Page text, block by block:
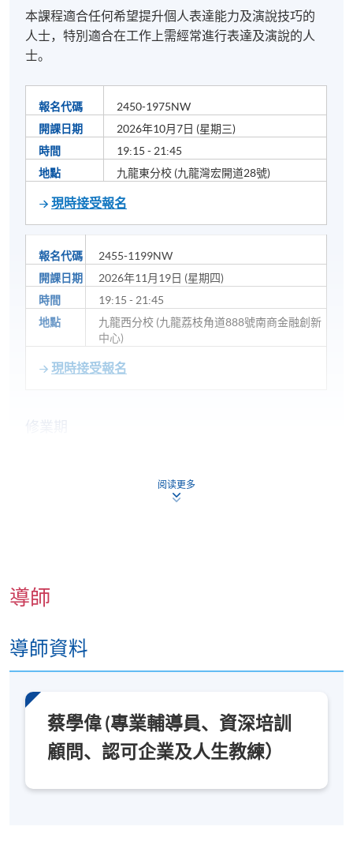
本課程適合任何希望提升個人表達能力及演說技巧的
人士，特別適合在工作上需經常進行表達及演說的人
士。
報名代碼
2450-1975NW
開課日期
2026年10月7日 (星期三)
時間
19:15 - 21:45
地點
九龍東分校 (九龍灣宏開道28號)
現時接受報名
報名代碼
2455-1199NW
開課日期
2026年11月19日 (星期四)
時間
19:15 - 21:45
地點
九龍西分校 (九龍荔枝角道888號南商金融創新
中心)
現時接受報名
逢周三，下午7時15分至9時45分
逢周四，下午7時15分至9時45分
地點
阅读更多
導師
導師資料
蔡學偉 (專業輔導員、資深培訓
顧問、認可企業及人生教練）